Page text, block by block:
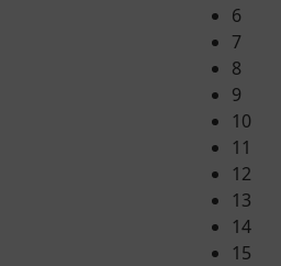
6
7
8
9
10
11
12
13
14
15